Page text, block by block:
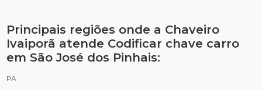
Principais regiões onde a Chaveiro
Ivaiporã atende Codificar chave carro
em São José dos Pinhais:
PA